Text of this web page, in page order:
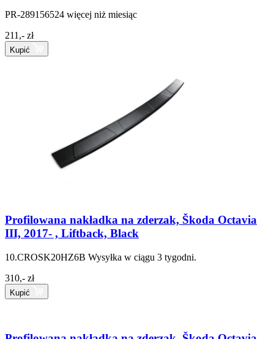
PR-289156524 więcej niż miesiąc
211,- zł
Kupić
Profilowana nakładka na zderzak, Škoda Octavia
III, 2017- , Liftback, Black
10.CROSK20HZ6B Wysyłka w ciągu 3 tygodni.
310,- zł
Kupić